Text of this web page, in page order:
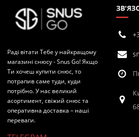
Раді вітати Тебе у найкращому
магазині снюсу - Snus Go! Якщо
Ти хочеш купити снюс, то
потрапив саме туди, куди
потрібно. У нас великий
асортимент, свіжий снюс та
оперативна доставка – наші
переваги.